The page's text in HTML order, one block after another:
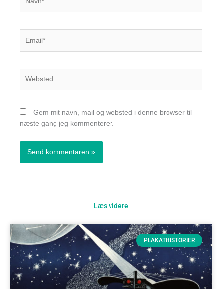
Gem mit navn, mail og websted i denne browser til
næste gang jeg kommenterer.
Læs videre
PLAKATHISTORIER